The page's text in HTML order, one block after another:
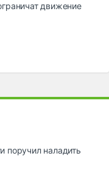
движение
поручил наладить